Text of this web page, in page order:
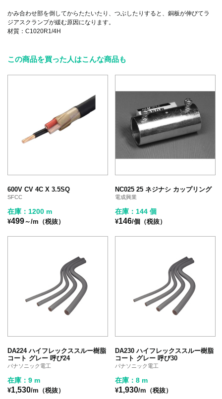
かみ合わせ部を倒してからたたいたり、つぶしたりすると、銅板が伸びてラ
ジアスクランプが緩む原因になります。
材質：C1020R1/4H
この商品を買った人はこんな商品も
600V CV 4C X 3.5SQ
SFCC
在庫：1200 m
¥499～/m（税抜）
NC025 25 ネジナシ カップリング
電成興業
在庫：144 個
¥146/個（税抜）
DA224 ハイフレックススルー樹脂
コート グレー 呼び24
パナソニック電工
在庫：9 m
¥1,530/m（税抜）
DA230 ハイフレックススルー樹脂
コート グレー 呼び30
パナソニック電工
在庫：8 m
¥1,930/m（税抜）